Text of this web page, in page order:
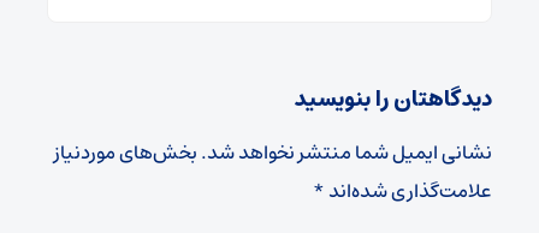
دیدگاهتان را بنویسید
نشانی ایمیل شما منتشر نخواهد شد.بخش‌های موردنیاز
علامت‌گذاری شده‌اند*